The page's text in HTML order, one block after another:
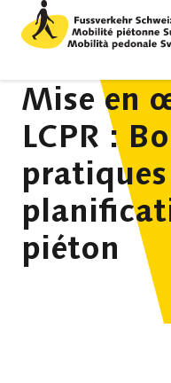
Mise en
LCPR :
piéton